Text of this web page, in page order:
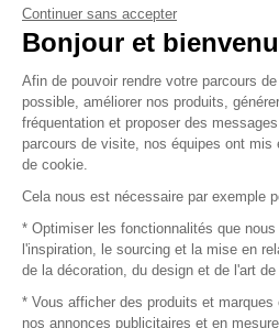
Vendez vos
Plan du
© 2016 –
Continuer sans accepter
Bonjour et
Afin de pouvoir rendre votre parcours
possible, améliorer nos produits,
fréquentation et proposer des
parcours de visite, nos équipes ont
de cookie.
Cela nous est nécessaire par exemple
* Optimiser les fonctionnalités que
l'inspiration, le sourcing et la mise en
de la décoration, du design et de l'art
* Vous afficher des produits et
nos annonces publicitaires et en